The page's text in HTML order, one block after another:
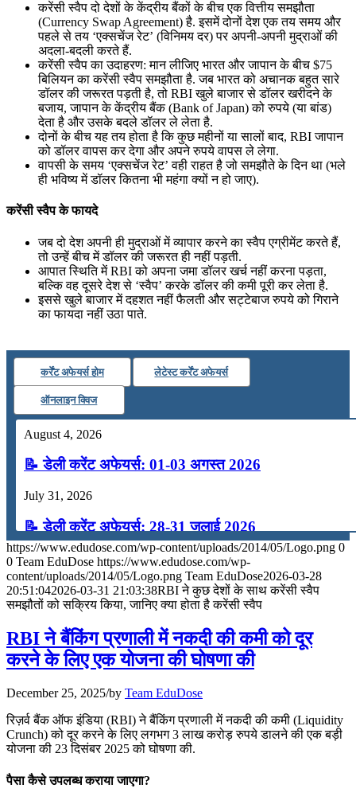
करेंसी स्वैप दो देशों के केंद्रीय बैंकों के बीच एक वित्तीय समझौता
(Currency Swap Agreement) है. इसमें दोनों देश एक तय समय और
पहले से तय ‘एक्सचेंज रेट’ (विनिमय दर) पर अपनी-अपनी मुद्राओं की
अदला-बदली करते हैं.
करेंसी स्वैप का उदाहरण: मान लीजिए भारत और जापान के बीच $75
बिलियन का करेंसी स्वैप समझौता है. जब भारत को अचानक बहुत सारे
डॉलर की जरूरत पड़ती है, तो RBI खुले बाजार से डॉलर खरीदने के
बजाय, जापान के केंद्रीय बैंक (Bank of Japan) को रुपये (या बांड)
देता है और उसके बदले डॉलर ले लेता है.
दोनों के बीच यह तय होता है कि कुछ महीनों या सालों बाद, RBI जापान
को डॉलर वापस कर देगा और अपने रुपये वापस ले लेगा.
वापसी के समय ‘एक्सचेंज रेट’ वही राहत है जो समझौते के दिन था (भले
ही भविष्य में डॉलर कितना भी महंगा क्यों न हो जाए).
करेंसी स्वैप के फायदे
जब दो देश अपनी ही मुद्राओं में व्यापार करने का स्वैप एग्रीमेंट करते हैं,
तो उन्हें बीच में डॉलर की जरूरत ही नहीं पड़ती.
आपात स्थिति में RBI को अपना जमा डॉलर खर्च नहीं करना पड़ता,
बल्कि वह दूसरे देश से ‘स्वैप’ करके डॉलर की कमी पूरी कर लेता है.
इससे खुले बाजार में दहशत नहीं फैलती और सट्टेबाज रुपये को गिराने
का फायदा नहीं उठा पाते.
कर्रेंट अफेयर्स होम लेटेस्ट कर्रेंट अफेयर्स
ऑनलाइन क्विज
August 4, 2026
📝 डेली करेंट अफेयर्स: 01-03 अगस्त 2026
July 31, 2026
📝 डेली करेंट अफेयर्स: 28-31 जुलाई 2026
July 28, 2026
📝 डेली करेंट अफेयर्स: 25-27 जुलाई 2026
📝 डेली करेंट अफेयर्स: 22-24 जुलाई 2026
📝 डेली करेंट अफेयर्स: 19-21 जुलाई 2026
July 19, 2026
📝 डेली करेंट अफेयर्स: 16-18 जुलाई 2026
https://www.edudose.com/wp-content/uploads/2014/05/Logo.png 0
0 Team EduDose https://www.edudose.com/wp-
content/uploads/2014/05/Logo.png Team EduDose2026-03-28
20:51:042026-03-31 21:03:38RBI ने कुछ देशों के साथ करेंसी स्वैप
समझौतों को सक्रिय किया, जानिए क्या होता है करेंसी स्वैप
RBI ने बैंकिंग प्रणाली में नकदी की कमी को दूर
करने के लिए एक योजना की घोषणा की
December 25, 2025/by Team EduDose
रिज़र्व बैंक ऑफ इंडिया (RBI) ने बैंकिंग प्रणाली में नकदी की कमी (Liquidity
Crunch) को दूर करने के लिए लगभग 3 लाख करोड़ रुपये डालने की एक बड़ी
योजना की 23 दिसंबर 2025 को घोषणा की.
पैसा कैसे उपलब्ध कराया जाएगा?